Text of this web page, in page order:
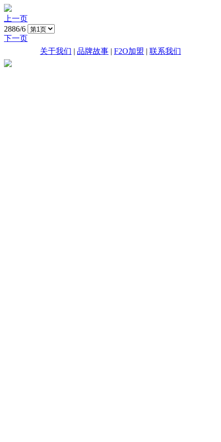
上一页
2886/6
下一页
关于我们 | 品牌故事 | F2O加盟 | 联系我们